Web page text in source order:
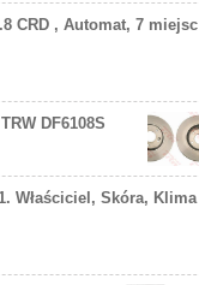
CRD , Automat, 7 miejsc
DF6108S
Właściciel, Skóra, Klima